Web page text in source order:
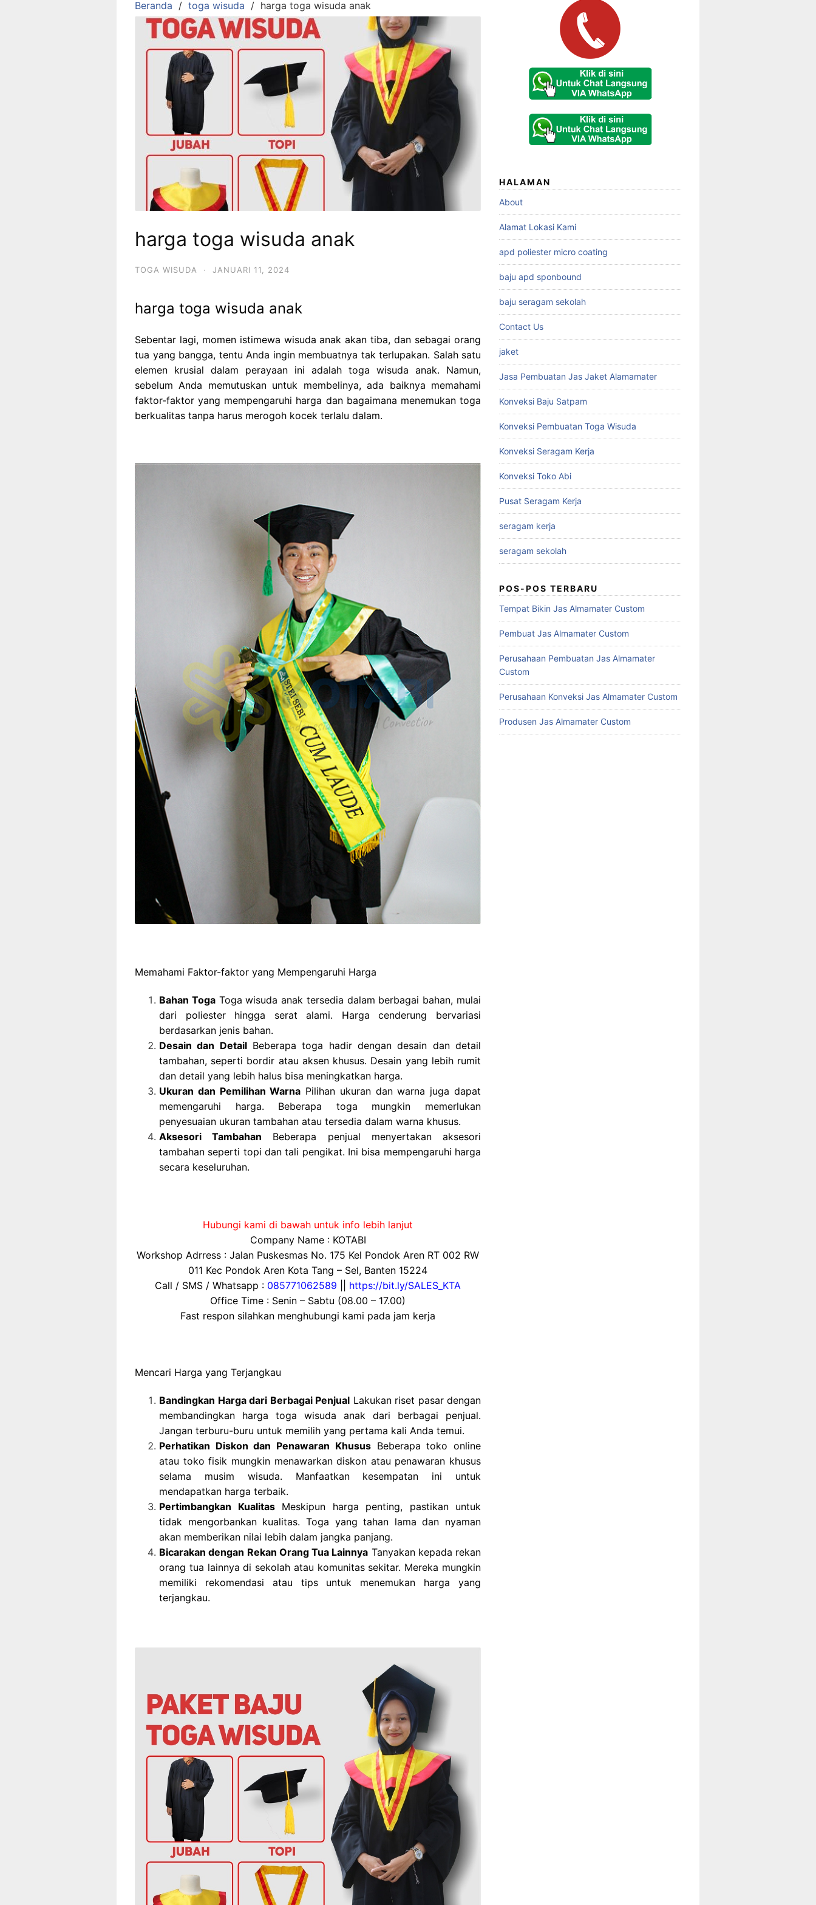
Beranda toga wisuda harga toga wisuda anak
harga toga wisuda anak
TOGA WISUDA · JANUARI 11, 2024
harga toga wisuda anak
Sebentar lagi, momen istimewa wisuda anak akan tiba, dan sebagai orang
tua yang bangga, tentu Anda ingin membuatnya tak terlupakan. Salah satu
elemen krusial dalam perayaan ini adalah toga wisuda anak. Namun,
sebelum Anda memutuskan untuk membelinya, ada baiknya memahami
faktor-faktor yang mempengaruhi harga dan bagaimana menemukan toga
berkualitas tanpa harus merogoh kocek terlalu dalam.
Memahami Faktor-faktor yang Mempengaruhi Harga
Bahan TogaToga wisuda anak tersedia dalam berbagai bahan, mulai
dari poliester hingga serat alami. Harga cenderung bervariasi
berdasarkan jenis bahan.
Desain dan DetailBeberapa toga hadir dengan desain dan detail
tambahan, seperti bordir atau aksen khusus. Desain yang lebih rumit
dan detail yang lebih halus bisa meningkatkan harga.
Ukuran dan Pemilihan Warna Pilihan ukuran dan warna juga dapat
memengaruhi harga. Beberapa toga mungkin memerlukan
penyesuaian ukuran tambahan atau tersedia dalam warna khusus.
Aksesori Tambahan Beberapa penjual menyertakan aksesori
tambahan seperti topi dan tali pengikat. Ini bisa mempengaruhi harga
secara keseluruhan.
Hubungi kami di bawah untuk info lebih lanjut
Company Name : KOTABI
Workshop Adrress : Jalan Puskesmas No. 175 Kel Pondok Aren RT 002 RW
011 Kec Pondok Aren Kota Tang – Sel, Banten 15224
Call / SMS / Whatsapp : 085771062589
https://bit.ly/SALES_KTA
Office Time : Senin – Sabtu (08.00 – 17.00)
Fast respon silahkan menghubungi kami pada jam kerja
Mencari Harga yang Terjangkau
Bandingkan Harga dari Berbagai Penjual Lakukan riset pasar dengan
membandingkan harga toga wisuda anak dari berbagai penjual.
Jangan terburu-buru untuk memilih yang pertama kali Anda temui.
Perhatikan Diskon dan Penawaran KhususBeberapa toko online
atau toko fisik mungkin menawarkan diskon atau penawaran khusus
selama musim wisuda. Manfaatkan kesempatan ini untuk
mendapatkan harga terbaik.
Pertimbangkan KualitasMeskipun harga penting, pastikan untuk
tidak mengorbankan kualitas. Toga yang tahan lama dan nyaman
akan memberikan nilai lebih dalam jangka panjang.
Bicarakan dengan Rekan Orang Tua Lainnya Tanyakan kepada rekan
orang tua lainnya di sekolah atau komunitas sekitar. Mereka mungkin
memiliki rekomendasi atau tips untuk menemukan harga yang
terjangkau.
HALAMAN
About
Alamat Lokasi Kami
apd poliester micro coating
baju apd sponbound
baju seragam sekolah
Contact Us
jaket
Jasa Pembuatan Jas Jaket Alamamater
Konveksi Baju Satpam
Konveksi Pembuatan Toga Wisuda
Konveksi Seragam Kerja
Konveksi Toko Abi
Pusat Seragam Kerja
seragam kerja
seragam sekolah
POS-POS TERBARU
Tempat Bikin Jas Almamater Custom
Pembuat Jas Almamater Custom
Perusahaan Pembuatan Jas Almamater
Custom
Perusahaan Konveksi Jas Almamater Custom
Produsen Jas Almamater Custom